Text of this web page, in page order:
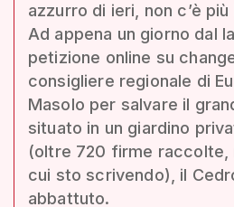
azzurro di ieri, non c’è
Ad appena un giorno dal
petizione online su
consigliere regionale di
Masolo per salvare il
situato in un giardino
(oltre 720 firme raccolte,
cui sto scrivendo), il
abbattuto.